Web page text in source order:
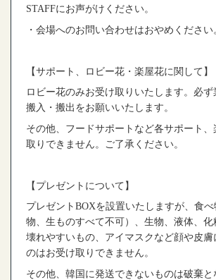
STAFFにお声がけください。
・会場へのお問い合わせはおやめください
【サポート、ロビー花・楽屋花に関して】
ロビー花のみお受け取りいたします。必ず
搬入・搬出をお願いいたします。
その他、フードサポートなど各サポート、
取りできません。ご了承ください。
【プレゼントについて】
プレゼント BOXを設置いたしますが、食
物、生ものすべて不可）、生物、液体、化
壊れやすいもの、アイマスクなど顔や皮膚
のはお受け取りできません。
その他、韓国に発送できないものは破棄